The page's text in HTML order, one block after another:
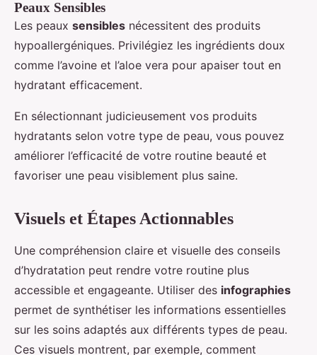
Peaux Sensibles
Les peaux sensibles nécessitent des produits
hypoallergéniques. Privilégiez les ingrédients doux
comme l’avoine et l’aloe vera pour apaiser tout en
hydratant efficacement.
En sélectionnant judicieusement vos produits
hydratants selon votre type de peau, vous pouvez
améliorer l’efficacité de votre routine beauté et
favoriser une peau visiblement plus saine.
Visuels et Étapes Actionnables
Une compréhension claire et visuelle des conseils
d’hydratation peut rendre votre routine plus
accessible et engageante. Utiliser des infographies
permet de synthétiser les informations essentielles
sur les soins adaptés aux différents types de peau.
Ces visuels montrent, par exemple, comment